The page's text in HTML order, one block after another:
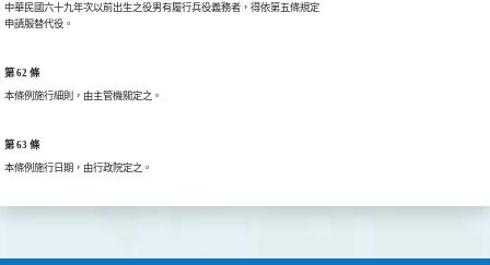
中華民國六十九年次以前出生之役男有履行兵役義務者，得依第五條規定
申請服替代役。
第 62 條
本條例施行細則，由主管機關定之。
第 63 條
本條例施行日期，由行政院定之。